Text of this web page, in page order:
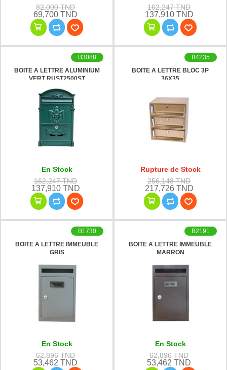
82,000 TND
69,700 TND
162,247 TND
137,910 TND
BOITE A LETTRE ALUMINIUM
VERT RUST2500ST
B3088
En Stock
162,247 TND
137,910 TND
BOITE A LETTRE BLOC 3P
36X35
B4235
Rupture de Stock
256,148 TND
217,726 TND
BOITE A LETTRE IMMEUBLE
GRIS
B1730
En Stock
62,896 TND
53,462 TND
BOITE A LETTRE IMMEUBLE
MARRON
B2191
En Stock
62,896 TND
53,462 TND